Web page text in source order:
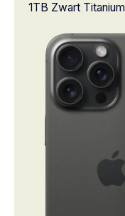
1TB Zwart Titanium